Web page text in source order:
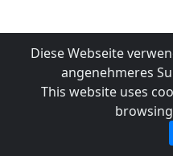
Diese Webseite
angenehmeres
This website uses